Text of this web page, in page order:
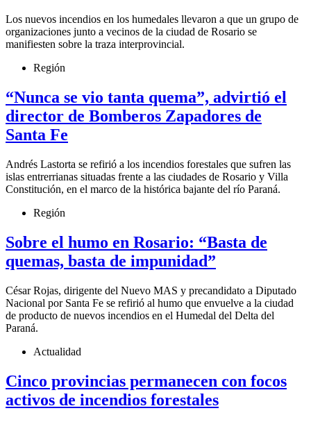
Los nuevos incendios en los humedales llevaron a que un grupo de
organizaciones junto a vecinos de la ciudad de Rosario se
manifiesten sobre la traza interprovincial.
Región
“Nunca se vio tanta quema”, advirtió el
director de Bomberos Zapadores de
Santa Fe
Andrés Lastorta se refirió a los incendios forestales que sufren las
islas entrerrianas situadas frente a las ciudades de Rosario y Villa
Constitución, en el marco de la histórica bajante del río Paraná.
Región
Sobre el humo en Rosario: “Basta de
quemas, basta de impunidad”
César Rojas, dirigente del Nuevo MAS y precandidato a Diputado
Nacional por Santa Fe se refirió al humo que envuelve a la ciudad
de producto de nuevos incendios en el Humedal del Delta del
Paraná.
Actualidad
Cinco provincias permanecen con focos
activos de incendios forestales